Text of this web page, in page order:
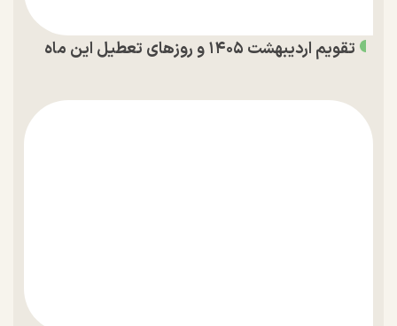
تقویم اردیبهشت ۱۴۰۵ و روز‌های تعطیل این ماه